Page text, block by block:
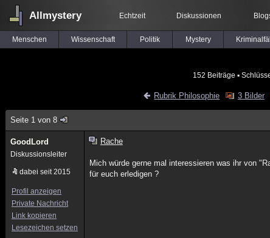
Allmystery Echtzeit Diskussionen
Menschen Wissenschaft Politik Mystery
152 Beiträge ▪
Rubrik Philosophie 3 Bilder
Seite 1 von 8
GoodLord
Diskussionsleiter
dabei seit 2015
Profil anzeigen
Private Nachricht
Link kopieren
Lesezeichen setzen
Rache
Mich würde gerne mal interessieren was ihr von
für euch erledigen ?